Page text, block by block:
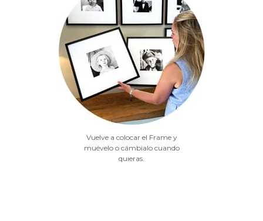
Vuelve a colocar el Frame y
muévelo o cámbialo cuando
quieras.